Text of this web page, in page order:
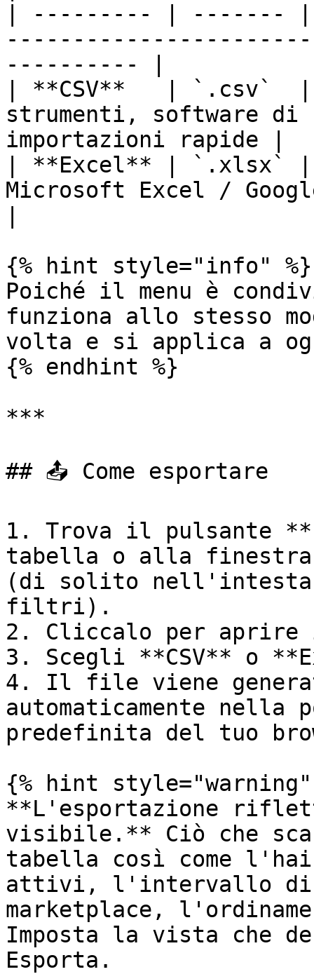
| --------- | -------
---------- |
| **CSV**   | `.csv`
strumenti, software
importazioni rapide |
| **Excel** | `.xlsx` |
Microsoft Excel /
{% hint style="info" %}
Poiché il menu è
funziona allo stesso
volta e si applica a
{% endhint %}
***
## 📤 Come esportare
1. Trova il pulsante
tabella o alla finestra
(di solito
filtri).
2. Cliccalo per aprire
3. Scegli **CSV** o
4. Il file viene
automaticamente nella
predefinita del tuo
{% hint style="warning"
**L'esportazione
visibile.** Ciò che
tabella così come
attivi, l'intervallo di
marketplace,
Imposta la vista che
Esporta.